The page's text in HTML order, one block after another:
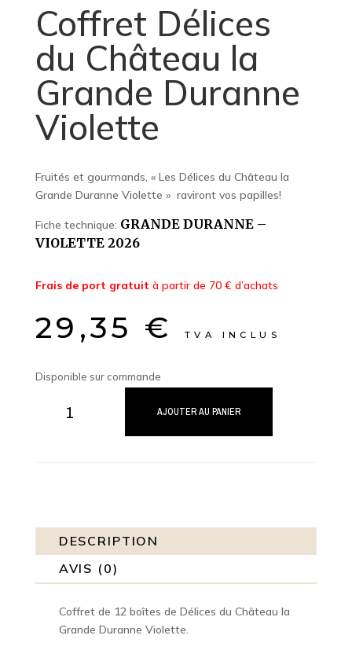
Coffret Délices
du Château la
Grande Duranne
Violette
Fruités et gourmands, « Les Délices du Château la
Grande Duranne Violette » raviront vos papilles!
Fiche technique: GRANDE DURANNE –
VIOLETTE 2026
Frais de port gratuit à partir de 70 € d’achats
29,35 € TVA INCLUS
Disponible sur commande
Duranne
Violette
AJOUTER AU PANIER
DESCRIPTION
AVIS (0)
Coffret de 12 boîtes de Délices du Château la
Grande Duranne Violette.